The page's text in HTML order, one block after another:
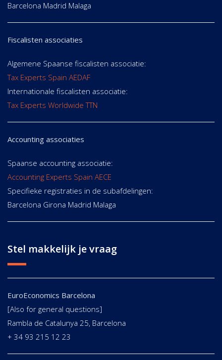
Barcelona Madrid Malaga
Fiscalisten associaties
Algemene Spaanse fiscalisten associatie:
Tax Experts Spain AEDAF
Internationale fiscalisten associatie:
Tax Experts Worldwide TTN
Accounting associaties
Spaanse accounting associatie:
Accounting Experts Spain AECE
Specifieke registraties in de subafdelingen:
Barcelona Girona Madrid Malaga
Stel makkelijk je vraag
EuroEconomics Barcelona
[Also for general questions]
Rambla de Catalunya 25, Barcelona
+ 34 93 215 12 23